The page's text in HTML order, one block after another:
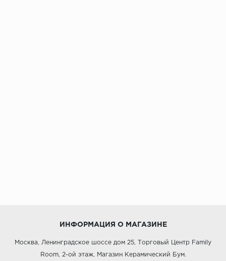
ИНФОРМАЦИЯ О МАГАЗИНЕ
Москва, Ленинградское шоссе дом 25, Торговый Центр Family
Room, 2-ой этаж, Магазин Керамический Бум.